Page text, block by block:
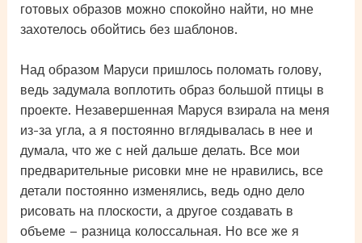
готовых образов можно спокойно найти, но мне
захотелось обойтись без шаблонов.
Над образом Маруси пришлось поломать голову,
ведь задумала воплотить образ большой птицы в
проекте. Незавершенная Маруся взирала на меня
из-за угла, а я постоянно вглядывалась в нее и
думала, что же с ней дальше делать. Все мои
предварительные рисовки мне не нравились, все
детали постоянно изменялись, ведь одно дело
рисовать на плоскости, а другое создавать в
объеме – разница колоссальная. Но все же я